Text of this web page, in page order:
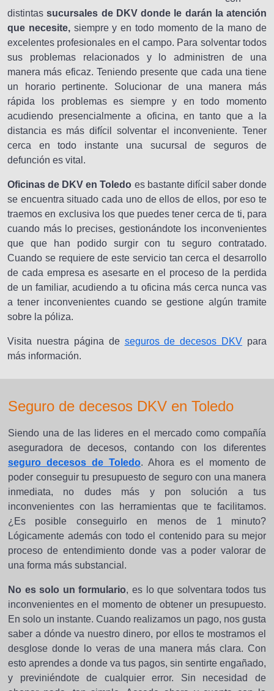
distintas sucursales de DKV donde le darán la atención
que necesite,siempre y en todo momento de la mano de
excelentes profesionales en el campo. Para solventar todos
sus problemas relacionados y lo administren de una
manera más eficaz. Teniendo presente que cada una tiene
un horario pertinente. Solucionar de una manera más
rápida los problemas es siempre y en todo momento
acudiendo presencialmente a oficina, en tanto que a la
distancia es más difícil solventar el inconveniente. Tener
cerca en todo instante una sucursal de seguros de
defunción es vital.
Oficinas de DKV en Toledo es bastante difícil saber donde
se encuentra situado cada uno de ellos de ellos, por eso te
traemos en exclusiva los que puedes tener cerca de ti, para
cuando más lo precises, gestionándote los inconvenientes
que que han podido surgir con tu seguro contratado.
Cuando se requiere de este servicio tan cerca el desarrollo
de cada empresa es asesarte en el proceso de la perdida
de un familiar, acudiendo a tu oficina más cerca nunca vas
a tener inconvenientes cuando se gestione algún tramite
sobre la póliza.
Visita nuestra página de seguros de decesos DKV para
más información.
Seguro de decesos DKV en Toledo
Siendo una de las lideres en el mercado como compañía
aseguradora de decesos, contando con los diferentes
seguro decesos de Toledo. Ahora es el momento de
poder conseguir tu presupuesto de seguro con una manera
inmediata, no dudes más y pon solución a tus
inconvenientes con las herramientas que te facilitamos.
¿Es posible conseguirlo en menos de 1 minuto?
Lógicamente además con todo el contenido para su mejor
proceso de entendimiento donde vas a poder valorar de
una forma más substancial.
No es solo un formulario, es lo que solventara todos tus
inconvenientes en el momento de obtener un presupuesto.
En solo un instante. Cuando realizamos un pago, nos gusta
saber a dónde va nuestro dinero, por ellos te mostramos el
desglose donde lo veras de una manera más clara. Con
esto aprendes a donde va tus pagos, sin sentirte engañado,
y previniéndote de cualquier error. Sin necesidad de